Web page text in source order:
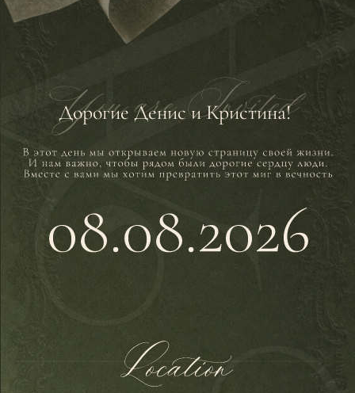
Дорогие Денис и Кристина!